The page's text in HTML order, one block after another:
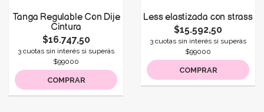
Tanga Regulable Con Dije
Cintura
$16.747,50
3 cuotas sin interés si superás
$99000
COMPRAR
Less elastizada con strass
$15.592,50
3 cuotas sin interés si superás
$99000
COMPRAR